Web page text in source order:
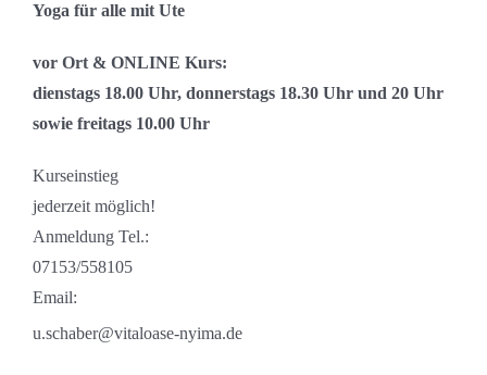
Yoga für alle mit Ute
vor Ort & ONLINE Kurs:
dienstags 18.00 Uhr, donnerstags 18.30 Uhr und 20 Uhr
sowie freitags 10.00 Uhr
Kurseinstieg
jederzeit möglich!
Anmeldung Tel.:
07153/558105
Email:
u.schaber@vitaloase-nyima.de